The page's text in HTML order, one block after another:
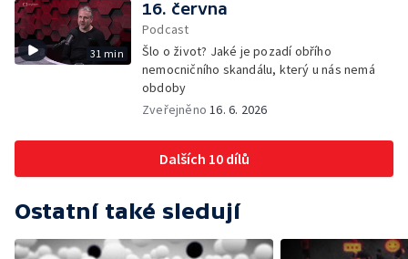
31 min
16. června
Podcast
Šlo o život? Jaké je pozadí obřího
nemocničního skandálu, který u nás nemá
obdoby
Zveřejněno16. 6. 2026
Dalších 10 dílů
Ostatní také sledují